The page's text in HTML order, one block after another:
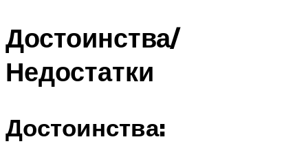
Достоинства/
Недостатки
Достоинства: